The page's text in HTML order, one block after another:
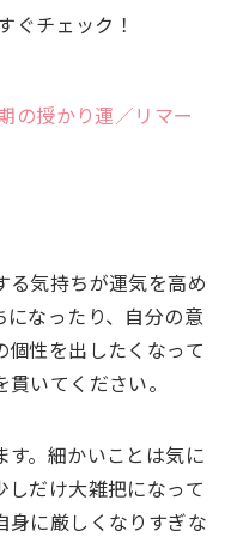
ぐチェック！
の授かり運／リマー
気持ちが運気を高め
なったり、自分の意
性を出したくなって
いてください。
。細かいことは気に
だけ大雑把になって
身に厳しくなりすぎな